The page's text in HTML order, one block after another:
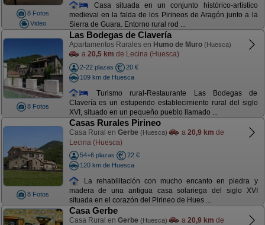
8 Fotos
Video
Casa situada en un conjunto histórico-artístico
medieval en la falda de los Pirineos de Aragón junto a la
Sierra de Guara. Entorno rural rod ...
8 Fotos
Las Bodegas de Clavería
Apartamentos Rurales en Humo de Muro (Huesca)
a 20,5 km de Lecina (Huesca)
2-22 plazas
20 €
109 km de Huesca
Turismo rural-Restaurante Las Bodegas de
Clavería es un estupendo establecimiento rural del siglo
XVI, situado en un pequeño pueblo llamado ...
8 Fotos
Casas Rurales Pirineo
Casa Rural en Gerbe (Huesca) a 20,9 km de
Lecina (Huesca)
54+6 plazas
22 €
120 km de Huesca
La rehabilitación con mucho encanto en piedra y
madera de una antigua casa solariega del siglo XVI
situada en el corazón del Pirineo de Hues ...
Casa Gerbe
Casa Rural en Gerbe (Huesca) a 20,9 km de